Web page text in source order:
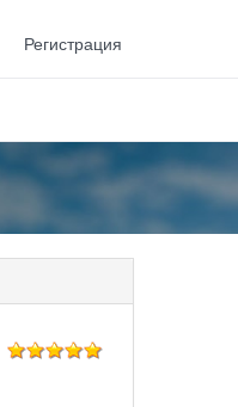
Регистрация